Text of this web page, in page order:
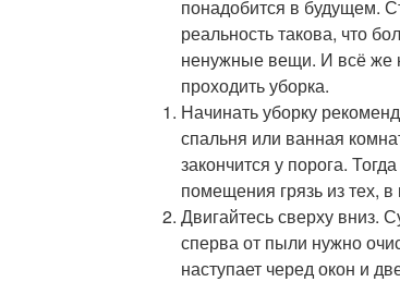
понадобится в будущем.
реальность такова, что
ненужные вещи. И всё же
проходить уборка.
Начинать уборку
спальня или ванная
закончится у порога.
помещения грязь из тех,
Двигайтесь сверху вниз.
сперва от пыли нужно
наступает черед окон и